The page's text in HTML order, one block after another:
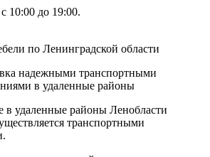
10:00 до 19:00.
по Ленинградской области
надежными транспортными
в удаленные районы
в удаленные районы Ленобласти
транспортными